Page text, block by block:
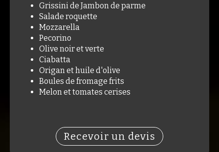
Grissini de Jambon de parme
Salade roquette
Mozzarella
Pecorino
Olive noir et verte
Ciabatta
Origan et huile d'olive
Boules de fromage frits
Melon et tomates cerises
Recevoir un devis